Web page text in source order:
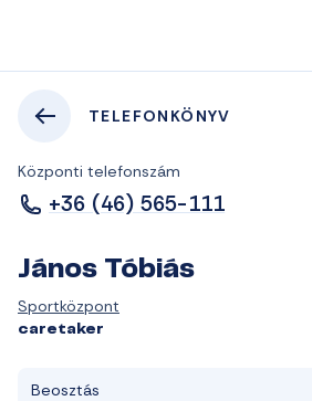
TELEFONKÖNYV
Központi telefonszám
+36 (46) 565-111
János Tóbiás
Sportközpont
caretaker
Beosztás